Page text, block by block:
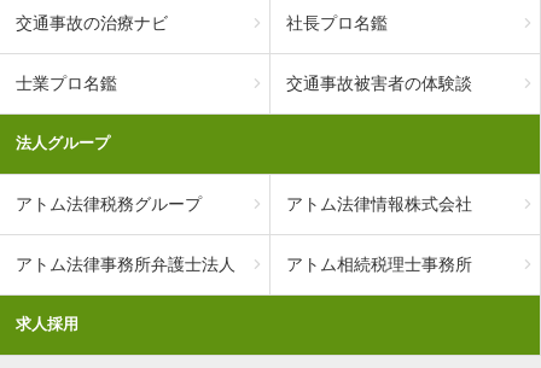
交通事故の治療ナビ 社長プロ名鑑
士業プロ名鑑 交通事故被害者の体験談
法人グループ
アトム法律税務グループ アトム法律情報株式会社
アトム法律事務所弁護士法人 アトム相続税理士事務所
求人採用